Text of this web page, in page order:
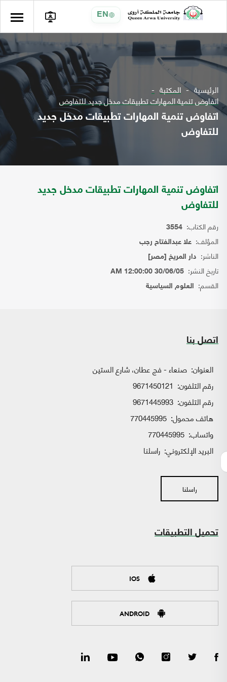
EN
الرئيسية المكتبة
اتفاوض تنمية المهارات تطبيقات مدخل جديد للتفاوض
اتفاوض تنمية المهارات تطبيقات مدخل جديد
للتفاوض
اتفاوض تنمية المهارات تطبيقات مدخل جديد
للتفاوض
رقم الكتاب: 3554
المؤلف: علا عبدالفتاح رجب
الناشر: دار المريخ [مصر]
تاريخ النشر: 30/06/05 12:00:00 AM
القسم: العلوم السياسية
اتصل بنا
العنوان: صنعاء - فج عطان، شارع الستين
رقم التلفون: 9671450121
رقم التلفون: 9671445993
هاتف محمول: 770445995
واتساب:
البريد الإلكتروني: راسلنا
راسلنا
تحميل التطبيقات
IOS
ANDROID